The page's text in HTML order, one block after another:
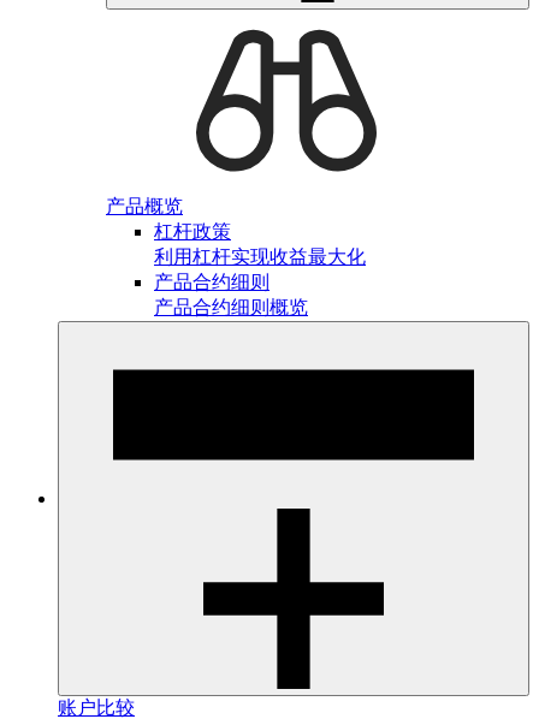
产品概览
杠杆政策
利用杠杆实现收益最大化
产品合约细则
产品合约细则概览
账户比较